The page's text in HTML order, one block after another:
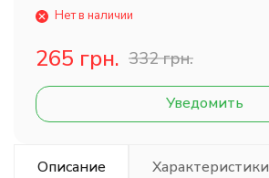
Нет в наличии
265 грн. 332 грн.
Уведомить
Описание Характеристики